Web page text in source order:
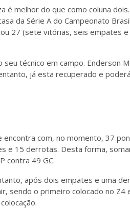
melhor do que como coluna
da Série A do Campeonato
27 (sete vitórias, seis empates
técnico em campo. Enderson
já esta recuperado e
encontra com, no momento, 37
e 15 derrotas. Desta forma,
contra 49 GC.
após dois empates e uma
sendo o primeiro colocado no Z4